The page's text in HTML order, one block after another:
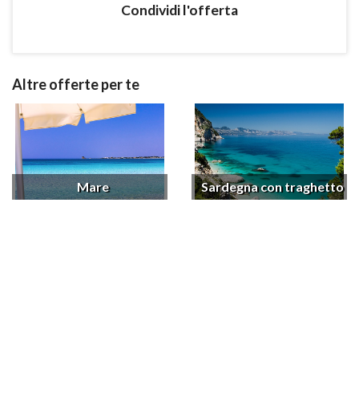
Condividi l'offerta
Altre offerte per te
Mare Sardegna con traghetto